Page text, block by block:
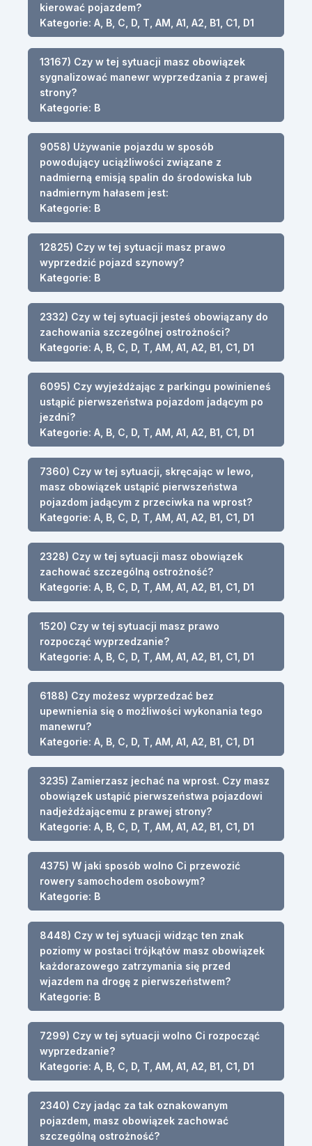
kierować pojazdem?
Kategorie: A, B, C, D, T, AM, A1, A2, B1, C1, D1
13167) Czy w tej sytuacji masz obowiązek
sygnalizować manewr wyprzedzania z prawej
strony?
Kategorie: B
9058) Używanie pojazdu w sposób
powodujący uciążliwości związane z
nadmierną emisją spalin do środowiska lub
nadmiernym hałasem jest:
Kategorie: B
12825) Czy w tej sytuacji masz prawo
wyprzedzić pojazd szynowy?
Kategorie: B
2332) Czy w tej sytuacji jesteś obowiązany do
zachowania szczególnej ostrożności?
Kategorie: A, B, C, D, T, AM, A1, A2, B1, C1, D1
6095) Czy wyjeżdżając z parkingu powinieneś
ustąpić pierwszeństwa pojazdom jadącym po
jezdni?
Kategorie: A, B, C, D, T, AM, A1, A2, B1, C1, D1
7360) Czy w tej sytuacji, skręcając w lewo,
masz obowiązek ustąpić pierwszeństwa
pojazdom jadącym z przeciwka na wprost?
Kategorie: A, B, C, D, T, AM, A1, A2, B1, C1, D1
2328) Czy w tej sytuacji masz obowiązek
zachować szczególną ostrożność?
Kategorie: A, B, C, D, T, AM, A1, A2, B1, C1, D1
1520) Czy w tej sytuacji masz prawo
rozpocząć wyprzedzanie?
Kategorie: A, B, C, D, T, AM, A1, A2, B1, C1, D1
6188) Czy możesz wyprzedzać bez
upewnienia się o możliwości wykonania tego
manewru?
Kategorie: A, B, C, D, T, AM, A1, A2, B1, C1, D1
3235) Zamierzasz jechać na wprost. Czy masz
obowiązek ustąpić pierwszeństwa pojazdowi
nadjeżdżającemu z prawej strony?
Kategorie: A, B, C, D, T, AM, A1, A2, B1, C1, D1
4375) W jaki sposób wolno Ci przewozić
rowery samochodem osobowym?
Kategorie: B
8448) Czy w tej sytuacji widząc ten znak
poziomy w postaci trójkątów masz obowiązek
każdorazowego zatrzymania się przed
wjazdem na drogę z pierwszeństwem?
Kategorie: B
7299) Czy w tej sytuacji wolno Ci rozpocząć
wyprzedzanie?
Kategorie: A, B, C, D, T, AM, A1, A2, B1, C1, D1
2340) Czy jadąc za tak oznakowanym
pojazdem, masz obowiązek zachować
szczególną ostrożność?